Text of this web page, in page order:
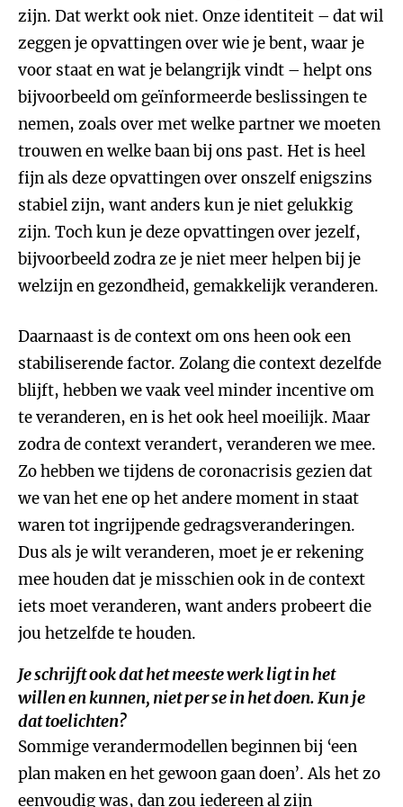
zijn. Dat werkt ook niet. Onze identiteit – dat wil
zeggen je opvattingen over wie je bent, waar je
voor staat en wat je belangrijk vindt – helpt ons
bijvoorbeeld om geïnformeerde beslissingen te
nemen, zoals over met welke partner we moeten
trouwen en welke baan bij ons past. Het is heel
fijn als deze opvattingen over onszelf enigszins
stabiel zijn, want anders kun je niet gelukkig
zijn. Toch kun je deze opvattingen over jezelf,
bijvoorbeeld zodra ze je niet meer helpen bij je
welzijn en gezondheid, gemakkelijk veranderen.
Daarnaast is de context om ons heen ook een
stabiliserende factor. Zolang die context dezelfde
blijft, hebben we vaak veel minder incentive om
te veranderen, en is het ook heel moeilijk. Maar
zodra de context verandert, veranderen we mee.
Zo hebben we tijdens de coronacrisis gezien dat
we van het ene op het andere moment in staat
waren tot ingrijpende gedragsveranderingen.
Dus als je wilt veranderen, moet je er rekening
mee houden dat je misschien ook in de context
iets moet veranderen, want anders probeert die
jou hetzelfde te houden.
Je schrijft ook dat het meeste werk ligt in het
willen en kunnen, niet per se in het doen. Kun je
dat toelichten?
Sommige verandermodellen beginnen bij ‘een
plan maken en het gewoon gaan doen’. Als het zo
eenvoudig was, dan zou iedereen al zijn